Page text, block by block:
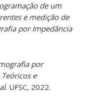
de um
e medição de
por Impedância
por
e
. UFSC, 2022.